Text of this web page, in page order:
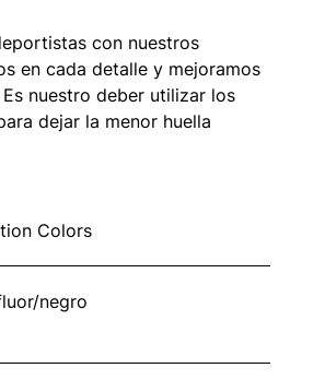
con nuestros
en cada detalle y mejoramos
nuestro deber utilizar los
dejar la menor huella
Colors
negro